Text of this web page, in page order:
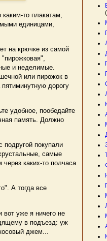
то плакатам,
единицами,
на крючке из самой
и неделимые.
или пирожок в
дорогу
удобное, пообедайте
память. Должно
покупали
самые
каких-то полчаса
А тогда все
уже я ничего не
в подъезд: уж
джем...